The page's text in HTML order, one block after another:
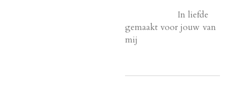
In liefde
gemaakt voor jouw van
mij